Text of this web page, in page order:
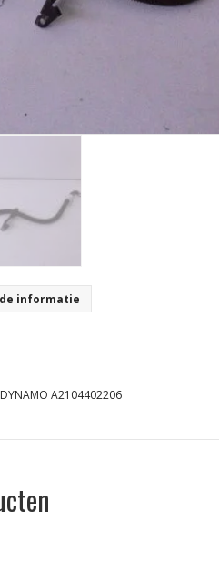
informatie
DYNAMO A2104402206